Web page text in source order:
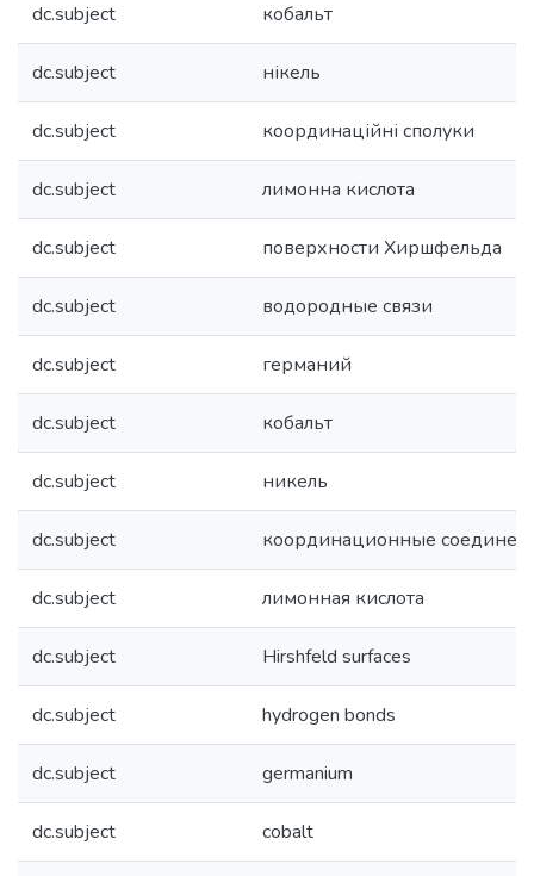
dc.subject кобальт
dc.subject нікель
dc.subject координаційні сполуки
dc.subject лимонна кислота
dc.subject поверхности Хиршфельда
dc.subject водородные связи
dc.subject германий
dc.subject кобальт
dc.subject никель
dc.subject координационные
dc.subject лимонная кислота
dc.subject Hirshfeld surfaces
dc.subject hydrogen bonds
dc.subject germanium
dc.subject cobalt